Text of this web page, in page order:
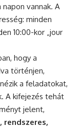
vannak. A
minden
10:00-kor „jour
hogy a
történjen,
a feladatokat,
A kifejezés tehát
jelent,
rendszeres,